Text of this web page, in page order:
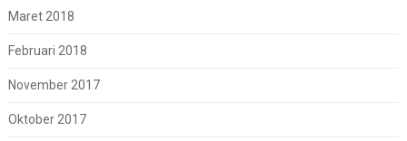
Maret 2018
Februari 2018
November 2017
Oktober 2017